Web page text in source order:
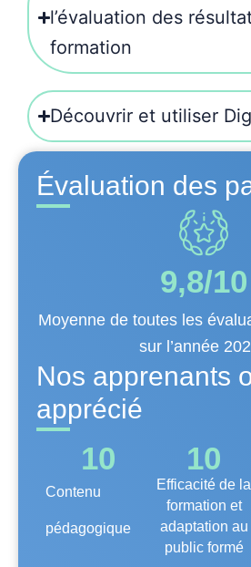
l’évaluation des
formation
Découvrir et utiliser
Évaluation des
9,8/10
Moyenne de toutes les
sur l’année
Nos apprenants
apprécié
Contenu
pédagogique
10
Efficacité de la
formation et
adaptation au
public formé
10